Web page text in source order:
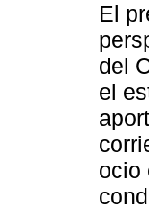
El
del
el
ocio